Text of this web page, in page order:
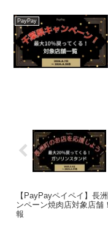
PayPay
【PayPayペイペイ】長
ンペーン焼肉店対象店舗
報